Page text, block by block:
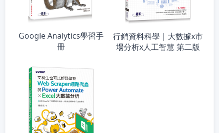
Google Analytics學習手
冊
行銷資料科學｜大數據x市
場分析x人工智慧 第二版